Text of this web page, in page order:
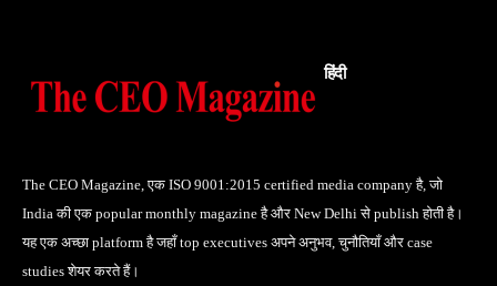
हिंदी
The CEO Magazine, एक ISO 9001:2015 certified media company है, जो
India की एक popular monthly magazine है और New Delhi से publish होती है।
यह एक अच्छा platform है जहाँ top executives अपने अनुभव, चुनौतियाँ और case
studies शेयर करते हैं।